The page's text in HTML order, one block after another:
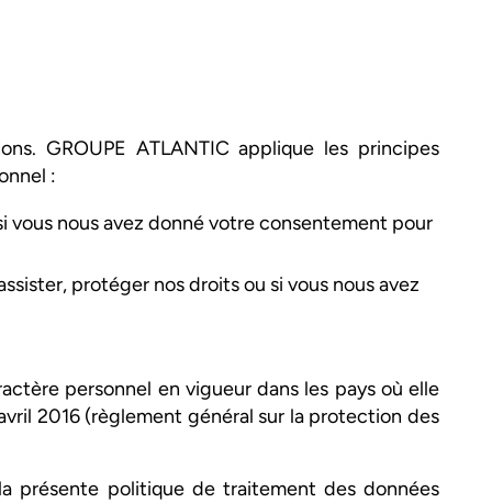
GROUPE ATLANTIC applique les principes
:
vous nous avez donné votre consentement pour
protéger nos droits ou si vous nous avez
personnel en vigueur dans les pays où elle
2016 (règlement général sur la protection des
présente politique de traitement des données